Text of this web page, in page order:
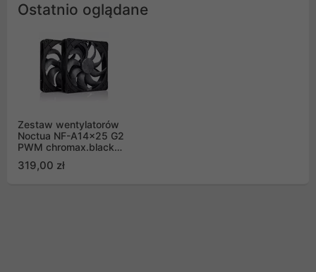
Ostatnio oglądane
Zestaw wentylatorów
Noctua NF-A14x25 G2
PWM chromax.black
Push Pull (2szt)
319,00 zł